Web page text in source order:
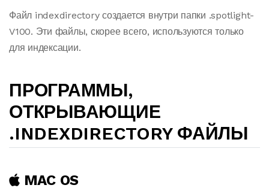
Файл indexdirectory создается внутри папки .spotlight-
V100. Эти файлы, скорее всего, используются только
для индексации.
ПРОГРАММЫ,
ОТКРЫВАЮЩИЕ
.INDEXDIRECTORY ФАЙЛЫ
MAC OS